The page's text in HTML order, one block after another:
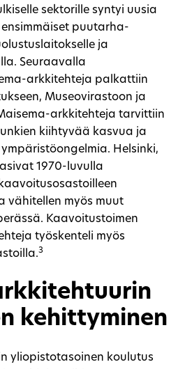
sektorille syntyi uusia
puutarha-
ja
Seuraavalla
arkkitehteja palkattiin
Museovirastoon ja
arkkitehteja tarvittiin
kiihtyvää kasvua ja
Helsinki,
1970-luvulla
vähitellen myös muut
Kaavoitustoimen
työskenteli myös
3
kehittyminen
yliopistotasoinen koulutus